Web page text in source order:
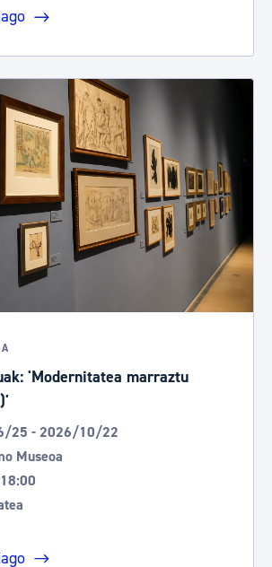
'Modernitatea marraztu
25 - 2026/10/22
Museoa